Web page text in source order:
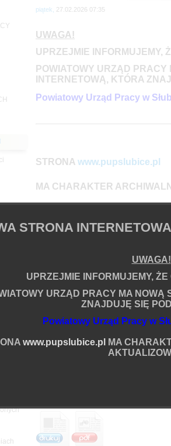
piątek, 27.02.2026 07:35
UWAGA!
UPRZEJMIE INFORMUJEMY,
POWIATOWY URZĄD PRACY
INTERNETOWĄ, KTÓRA
Powiatowy Urząd Pracy w
STRONA www.pupslubice.pl
MA CHARAKTER
Rafał Ossowski
Data powstania:
27.02.2026 07:35
Data ostatniej modyfikacji: 27.05.2026 07:20
5596229
Więcej
STRONA INTERNETOWA
UWAGA!
UPRZEJMIE INFORMUJEMY,
URZĄD PRACY MA NOWĄ
ZNAJDUJĘ SIĘ
Powiatowy Urząd Pracy w
www.pupslubice.pl
MA